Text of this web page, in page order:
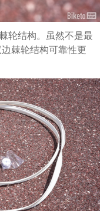
轮结构。虽然不是最
棘轮结构可靠性更